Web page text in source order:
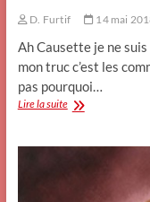
D. Furtif 14 mai
Ah Causette je ne
mon truc c’est les
pas pourquoi…
Lire la suiteJoe
connaissez?